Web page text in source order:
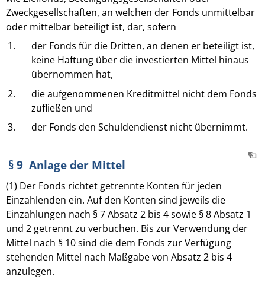
Zweckgesellschaften, an welchen der Fonds unmittelbar
oder mittelbar beteiligt ist, dar, sofern
1.
der Fonds für die Dritten, an denen er beteiligt ist,
keine Haftung über die investierten Mittel hinaus
übernommen hat,
2.
die aufgenommenen Kreditmittel nicht dem Fonds
zufließen und
3.
der Fonds den Schuldendienst nicht übernimmt.
§ 9 Anlage der Mittel
(1) Der Fonds richtet getrennte Konten für jeden
Einzahlenden ein. Auf den Konten sind jeweils die
Einzahlungen nach § 7 Absatz 2 bis 4 sowie § 8 Absatz 1
und 2 getrennt zu verbuchen. Bis zur Verwendung der
Mittel nach § 10 sind die dem Fonds zur Verfügung
stehenden Mittel nach Maßgabe von Absatz 2 bis 4
anzulegen.